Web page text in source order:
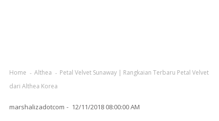
Home Althea
Petal Velvet Sunaway | Rangkaian Terbaru Petal Velvet
dari Althea Korea
marshalizadotcom 12/11/2018 08:00:00 AM